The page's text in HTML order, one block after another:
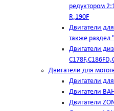
редуктором
R,190F
Двигатели
также раздел
Двигатели
Двигатели для
Двигатели
Двигатели
Двигатели